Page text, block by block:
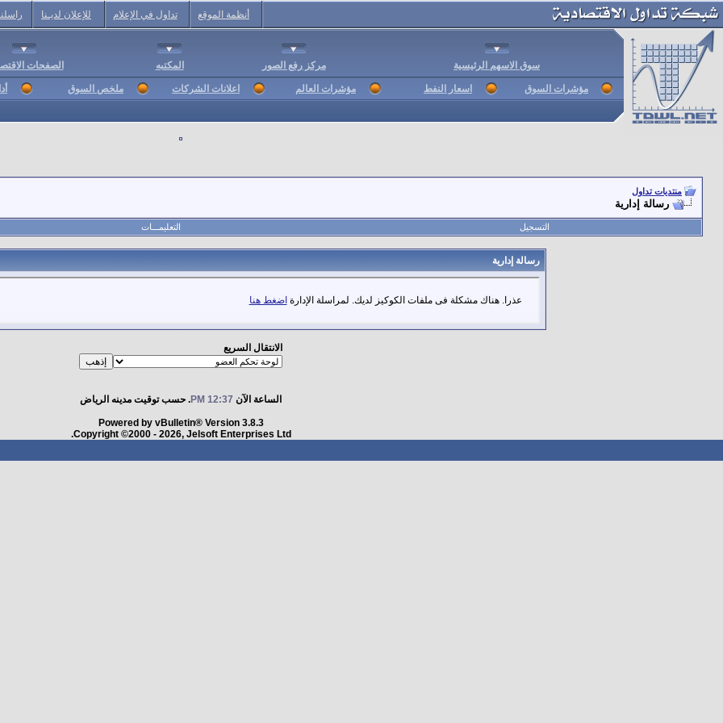
أنظمة الموقع تداول في الإعلام للإعلان لديـنا
سوق الاسهم الرئيسية مركز رفع الصور المكتبه الصفحات
مؤشرات السوق اسعار النفط مؤشرات العالم اعلانات الشركات ملخص السوق
منتديات تداول
رسالة إدارية
التسجيل التعليمـــات
رسالة إدارية
عذرا. هناك مشكلة فى ملفات الكوكيز لديك. لمراسلة الإدارة اضغط هنا
الانتقال السريع
الساعة الآن 12:37 PM . حسب توقيت مدينه الرياض
Powered by vBulletin® Version 3.8.3
Copyright ©2000 - 2026, Jelsoft Enterprises Ltd.